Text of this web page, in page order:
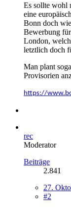
Es sollte wohl
eine
Bonn doch
Bewerbung
London,
letztlich doch
Man plant
Provisorien
https://
rec
Moderator
Beiträge
2.841
27.
#2